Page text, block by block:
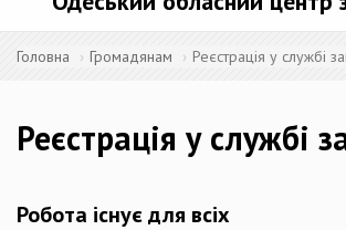
Головна Громадянам Реєстрація у службі
Реєстрація у службі
Робота існує для всіх